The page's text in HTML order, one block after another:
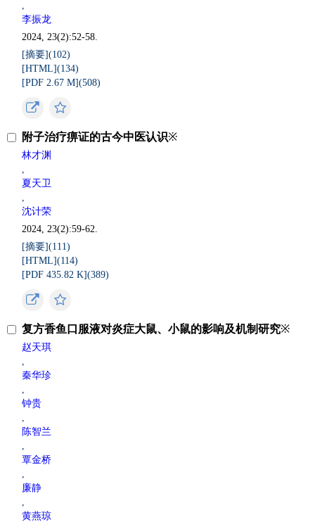
,
李振龙
2024, 23(2):52-58.
[摘要](102)
[HTML](134)
[PDF 2.67 M](508)
附子治疗痹证的古今中医认识※
林才渊
,
夏天卫
,
沈计荣
2024, 23(2):59-62.
[摘要](111)
[HTML](114)
[PDF 435.82 K](389)
复方香鱼口服液对炎症大鼠、小鼠的影响及机制研究※
赵天琪
,
秦华珍
,
钟贵
,
陈智兰
,
覃金桥
,
廉静
,
黄燕琼